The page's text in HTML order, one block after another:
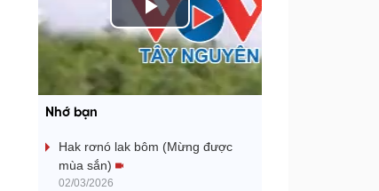
P
l
y
Nhớ bạn
Hak rơnó lak bôm (Mừng được
mùa sắn)
02/03/2026